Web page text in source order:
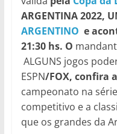
ARGENTINA 2022,
ARGENTINO e
21:30 hs. O
ALGUNS jogos
ESPN/FOX, confira
campeonato na
competitivo e a
que os grandes da